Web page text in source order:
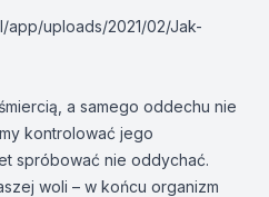
app/uploads/2021/02/Jak-
a samego oddechu nie
kontrolować jego
spróbować nie oddychać.
woli – w końcu organizm